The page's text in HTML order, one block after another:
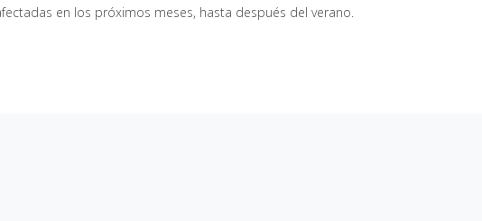
en los próximos meses, hasta después del verano.